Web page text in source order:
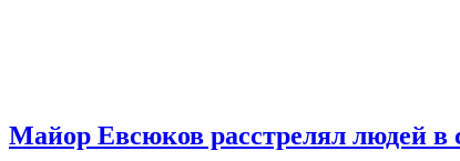
Майор Евсюков расстрелял людей